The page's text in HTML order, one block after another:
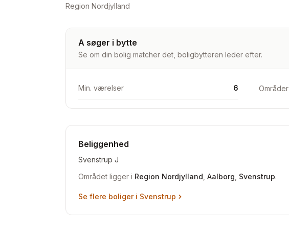
Region Nordjylland
A søger i bytte
Se om din bolig matcher det, boligbytteren leder efter.
Min. værelser 6 Områder
Beliggenhed
Svenstrup J
Området ligger i Region Nordjylland Aalborg Svenstrup.
Se flere boliger i Svenstrup